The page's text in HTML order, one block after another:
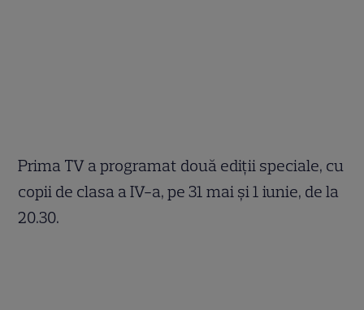
Prima TV a programat două ediții speciale, cu
copii de clasa a IV-a, pe 31 mai și 1 iunie, de la
20.30.